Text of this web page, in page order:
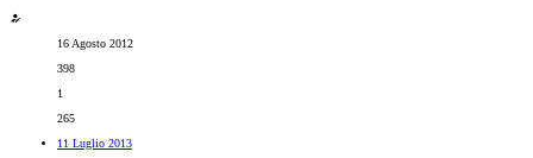
16 Agosto 2012
398
1
265
11 Luglio 2013